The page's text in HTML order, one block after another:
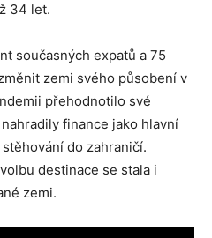
34 let.
současných expatů a 75
zemi svého působení v
přehodnotilo své
finance jako hlavní
do zahraničí.
destinace se stala i
zemi.